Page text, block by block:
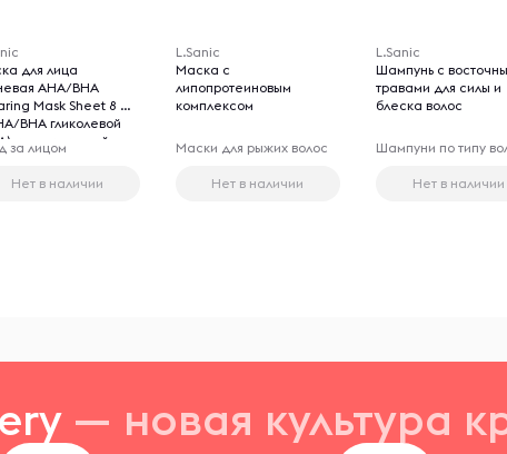
для лица
AHA/BHA
Mask Sheet 8 шт.
BHA гликолевой
и салициловой
кислотой и
за лицом
Нет в наличии
L.Sanic
Маска с
липопротеиновым
комплексом
Маски для рыжих волос
Нет в наличии
L.Sanic
Шампунь с
травами для силы и
блеска волос
Шампуни по типу
Нет в наличии
— новая культура